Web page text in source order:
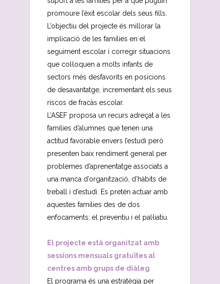
promoure l’èxit escolar dels seus fills.
L’objectiu del projecte és millorar la
implicació de les famílies en el
seguiment escolar i corregir situacions
que col·loquen a molts infants de
sectors més desfavorits en posicions
de desavantatge, incrementant els seus
riscos de fracàs escolar.
L’ASEF proposa un recurs adreçat a les
famílies d’alumnes que tenen una
actitud favorable envers l’estudi però
presenten baix rendiment general per
problemes d’aprenentatge associats a
una manca d’organització, d’hàbits de
treball i d’estudi. Es pretén actuar amb
aquestes famílies des de dos
enfocaments: el preventiu i el pal·liatiu.
El projecte està organitzat amb
sessions mensuals gratuïtes al
centres amb grups de diàleg
El programa és una estratègia per